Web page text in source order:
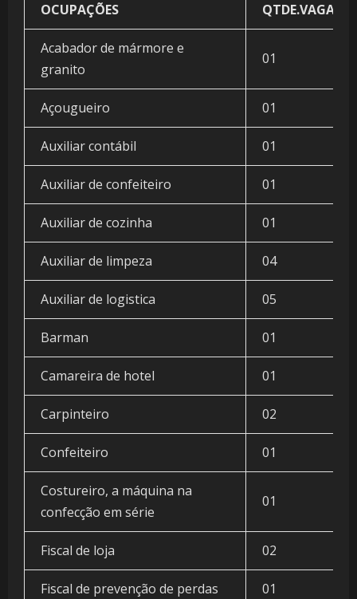
OCUPAÇÕES QTDE.VAGAS
Acabador de mármore e
granito
01
Açougueiro 01
Auxiliar contábil 01
Auxiliar de confeiteiro 01
Auxiliar de cozinha 01
Auxiliar de limpeza 04
Auxiliar de logistica 05
Barman 01
Camareira de hotel 01
Carpinteiro 02
Confeiteiro 01
Costureiro, a máquina na
confecção em série
01
Fiscal de loja 02
Fiscal de prevenção de perdas 01